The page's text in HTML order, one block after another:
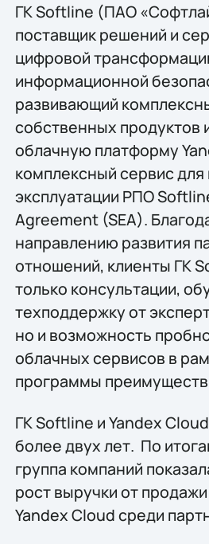
ГК Softline (ПАО
поставщик решений и
цифровой
информационной
развивающий
собственных продуктов
облачную платформу
комплексный сервис
эксплуатации РПО
Agreement (SEA).
направлению развития
отношений, клиенты ГК
только консультации,
техподдержку от
но и возможность
облачных сервисов в
программы преимуществ
ГК Softline и Yandex
более двух лет. По
группа компаний
рост выручки от
Yandex Cloud среди